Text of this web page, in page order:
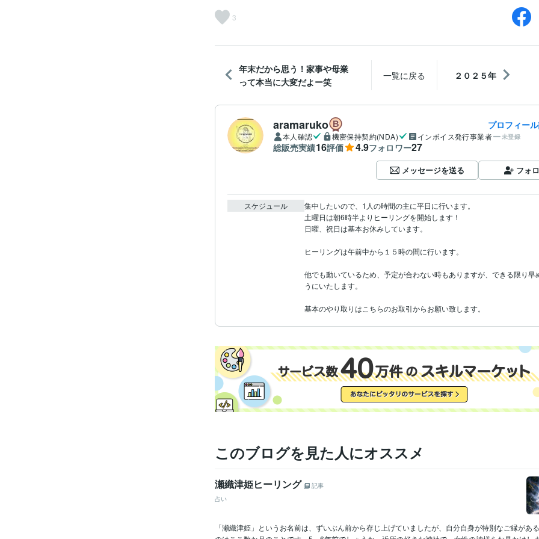
3
年末だから思う！家事や母業
って本当に大変だよー笑
一覧に戻る ２０２５年
aramaruko プロフィー
本人確認 機密保持契約(NDA) インボイス発行事業者 未登録
総販売実績16評価 4.9フォロワー27
メッセージを送る フォ
スケジュール
集中したいので、1人の時間の主に平日に行います。
土曜日は朝6時半よりヒーリングを開始します！
日曜、祝日は基本お休みしています。
ヒーリングは午前中から１５時の間に行います。
他でも動いているため、予定が合わない時もありますが、できる限り早
うにいたします。
基本のやり取りはこちらのお取引からお願い致します。
このブログを見た人にオススメ
瀬織津姫ヒーリング
記事
占い
「瀬織津姫」というお名前は、ずいぶん前から存じ上げていましたが、自分自身が特別なご縁があ